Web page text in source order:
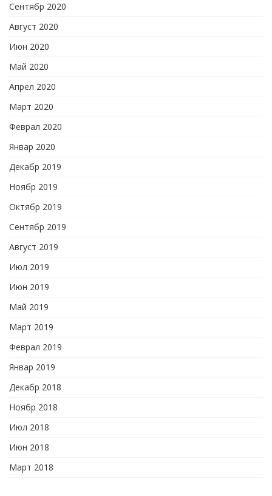
Сентябр 2020
Август 2020
Июн 2020
Май 2020
Апрел 2020
Март 2020
Феврал 2020
Январ 2020
Декабр 2019
Ноябр 2019
Октябр 2019
Сентябр 2019
Август 2019
Июл 2019
Июн 2019
Май 2019
Март 2019
Феврал 2019
Январ 2019
Декабр 2018
Ноябр 2018
Июл 2018
Июн 2018
Март 2018